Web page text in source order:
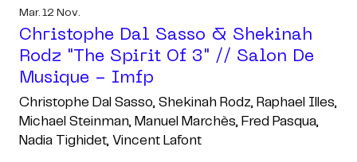
Mar. 12 Nov.
Christophe Dal Sasso & Shekinah
Rodz "the Spirit Of 3" // Salon De
Musique - Imfp
Christophe Dal Sasso, Shekinah Rodz, Raphael Illes,
Michael Steinman, Manuel Marchès, Fred Pasqua,
Nadia Tighidet, Vincent Lafont